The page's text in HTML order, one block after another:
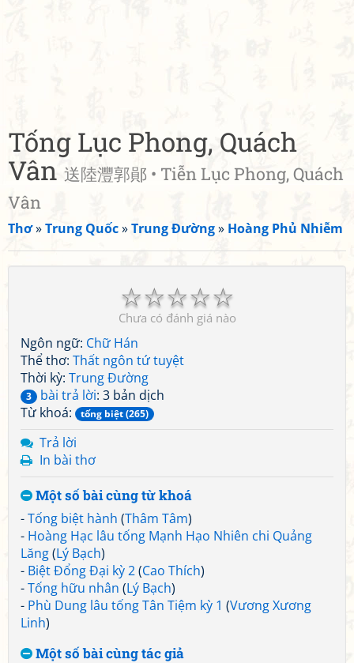
Tống Lục Phong, Quách
Vân 送陸灃郭鄖 • Tiễn Lục Phong, Quách
Vân
Thơ»Trung Quốc»Trung Đường» Hoàng Phủ Nhiễm
☆
☆
☆
☆
☆
Chưa có đánh giá nào
Ngôn ngữ: Chữ Hán
Thể thơ: Thất ngôn tứ tuyệt
Thời kỳ: Trung Đường
3 bài trả lời: 3 bản dịch
Từ khoá:
tống biệt (265)
Trả lời
In bài thơ
Một số bài cùng từ khoá
-Tống biệt hành (Thâm Tâm)
- Hoàng Hạc lâu tống Mạnh Hạo Nhiên chi Quảng
Lăng(Lý Bạch)
- Biệt Đổng Đại kỳ 2(Cao Thích)
-Tống hữu nhân (Lý Bạch)
- Phù Dung lâu tống Tân Tiệm kỳ 1 (Vương Xương
Linh)
Một số bài cùng tác giả